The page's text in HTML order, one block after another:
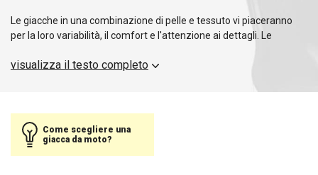
Le giacche in una combinazione di pelle e tessuto vi piaceranno
per la loro variabilità, il comfort e l'attenzione ai dettagli. Le
visualizza il testo completo
Come scegliere una
giacca da moto?